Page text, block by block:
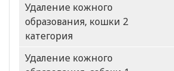
Удаление кожного
образования, кошки 2
категория
Удаление кожного